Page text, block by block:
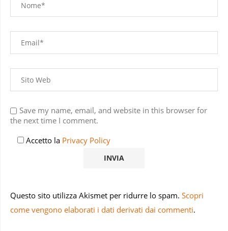
Save my name, email, and website in this browser for